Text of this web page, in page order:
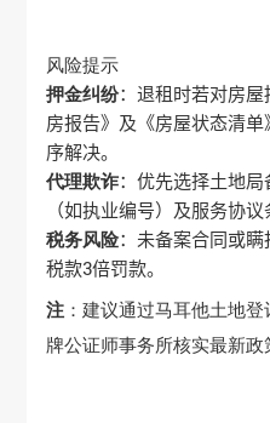
风险提示
押金纠纷：退租时若对房
房报告》及《房屋状态清
序解决‌。
代理欺诈：优先选择土地
（如执业编号）及服务协议
税务风险：未备案合同或
税款3倍罚款‌。
注：建议通过马耳他土地
牌公证师事务所核实最新政